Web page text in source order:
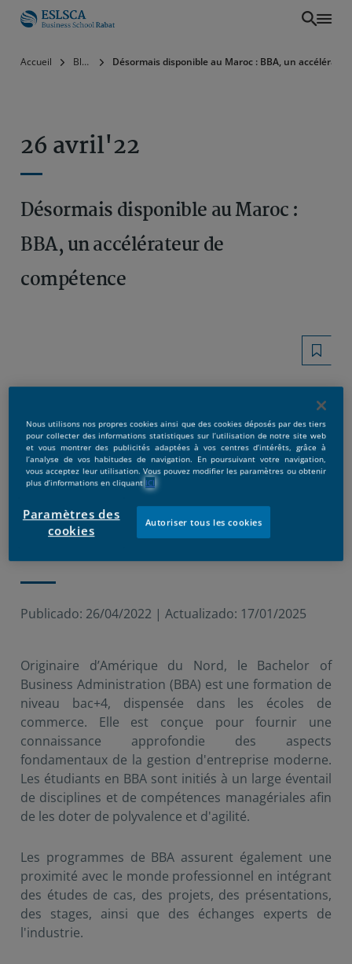
Accueil Blog Désormais disponible au Maroc : BBA, un
26 avril'22
Désormais disponible au Maroc :
BBA, un accélérateur de
compétence
Publicado: 26/04/2022 | Actualizado: 17/01/2025
Originaire d’Amérique du Nord, le Bachelor of
Business Administration (BBA) est une formation de
niveau bac+4, dispensée dans les écoles de
commerce. Elle est conçue pour fournir une
connaissance approfondie des aspects
fondamentaux de la gestion d'entreprise moderne.
Les étudiants en BBA sont initiés à un large éventail
de disciplines et de compétences managériales afin
de les doter de polyvalence et d'agilité.
Les programmes de BBA assurent également une
proximité avec le monde professionnel en intégrant
des études de cas, des projets, des présentations,
des stages, ainsi que des échanges experts de
l'industrie.
Nous utilisons nos propres cookies ainsi que des cookies déposés par des tiers
pour collecter des informations statistiques sur l’utilisation de notre site web
et vous montrer des publicités adaptées à vos centres d’intérêts, grâce à
l’analyse de vos habitudes de navigation. En poursuivant votre navigation,
vous acceptez leur utilisation. Vous pouvez modifier les paramètres ou obtenir
plus d’informations en cliquant ICI
Paramètres des
cookies
Autoriser tous les cookies